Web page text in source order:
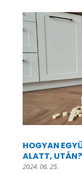
HOGYAN
ALATT, UTÁN?
2024. 06. 25.